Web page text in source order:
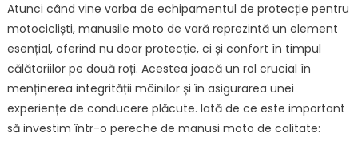
Atunci când vine vorba de echipamentul de protecție pentru
motocicliști, manusile moto de vară reprezintă un element
esențial, oferind nu doar protecție, ci și confort în timpul
călătoriilor pe două roți. Acestea joacă un rol crucial în
menținerea integrității mâinilor și în asigurarea unei
experiențe de conducere plăcute. Iată de ce este important
să investim într-o pereche de manusi moto de calitate: